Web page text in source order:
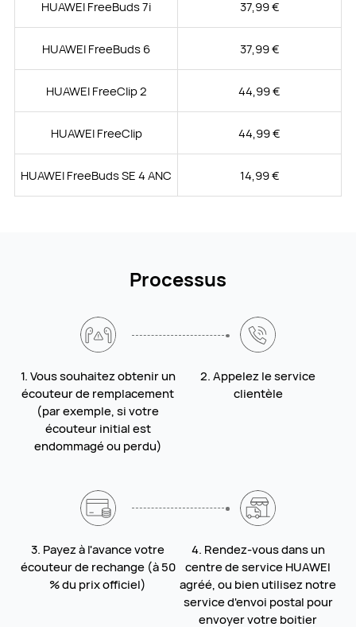
HUAWEI FreeBuds 7i 37,99 €
HUAWEI FreeBuds 6 37,99 €
HUAWEI FreeClip 2 44,99 €
HUAWEI FreeClip 44,99 €
HUAWEI FreeBuds SE 4 ANC 14,99 €
Processus
1. Vous souhaitez obtenir un
écouteur de remplacement
(par exemple, si votre
écouteur initial est
endommagé ou perdu)
2. Appelez le service
clientèle
3. Payez à l'avance votre
écouteur de rechange (à 50
% du prix officiel)
4. Rendez-vous dans un
centre de service HUAWEI
agréé, ou bien utilisez notre
service d'envoi postal pour
envoyer votre boitier